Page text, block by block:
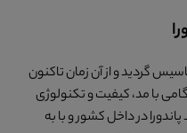
- ایران تاسیس گردید و از آن زمان تاکنون
با مد، کیفیت و تکنولوژی
در داخل کشور و با به